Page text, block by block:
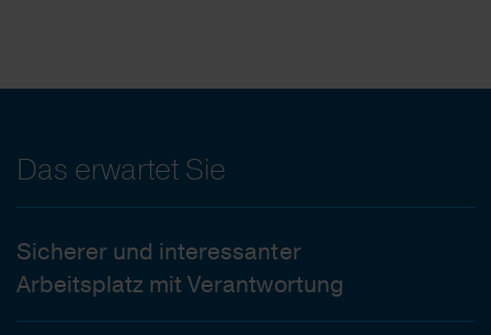
Das erwartet Sie
Sicherer und interessanter
Arbeitsplatz mit Verantwortung